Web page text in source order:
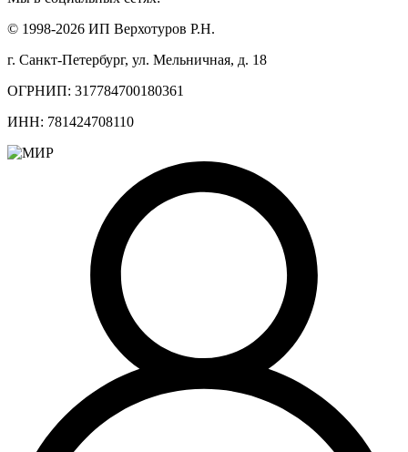
© 1998-2026 ИП Верхотуров Р.Н.
г. Санкт-Петербург, ул. Мельничная, д. 18
ОГРНИП: 317784700180361
ИНН: 781424708110